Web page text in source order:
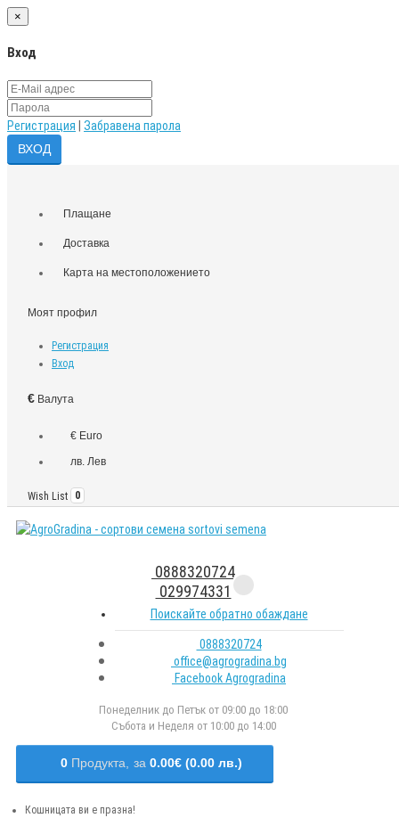
×
Вход
Регистрация Забравена парола
Плащане
Доставка
Карта на местоположението
Моят профил
Регистрация
Вход
€ Валута
€ Euro
лв. Лев
Wish List 0
0888320724
029974331
Поискайте обратно обаждане
0888320724
office@agrogradina.bg
Facebook Agrogradina
Понеделник до Петък от 09:00 до 18:00
Събота и Неделя от 10:00 до 14:00
0 Продукта, за 0.00€ (0.00 лв.)
Кошницата ви е празна!